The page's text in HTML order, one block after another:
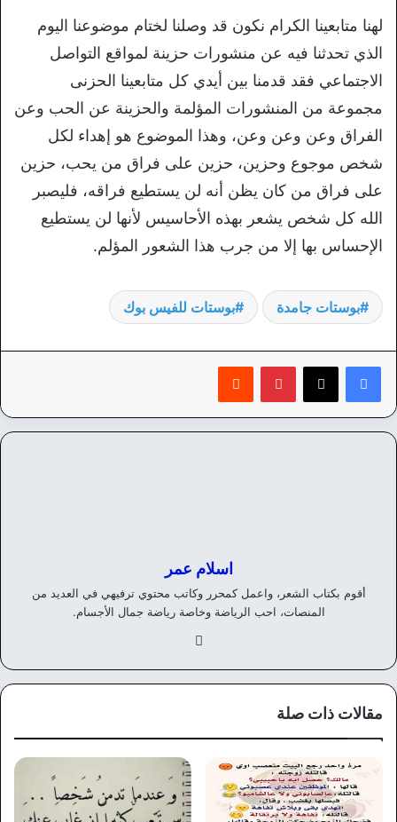
لهنا متابعينا الكرام نكون قد وصلنا لختام موضوعنا اليوم
الذي تحدثنا فيه عن منشورات حزينة لمواقع التواصل
الاجتماعي فقد قدمنا بين أيدي كل متابعينا الحزنى
مجموعة من المنشورات المؤلمة والحزينة عن الحب وعن
الفراق وعن وعن وعن، وهذا الموضوع هو إهداء لكل
شخص موجوع وحزين، حزين على فراق من يحب، حزين
على فراق من كان يظن أنه لن يستطيع فراقه، فليصبر
الله كل شخص يشعر بهذه الأحاسيس لأنها لن يستطيع
الإحساس بها إلا من جرب هذا الشعور المؤلم.
بوستات جامدة بوستات للفيس بوك
بينتيريست
اسلام عمر
أقوم بكتاب الشعر، واعمل كمحرر وكاتب محتوي ترفيهي في العديد من
المنصات، احب الرياضة وخاصة رياضة جمال الأجسام.
وك
مقالات ذات صلة